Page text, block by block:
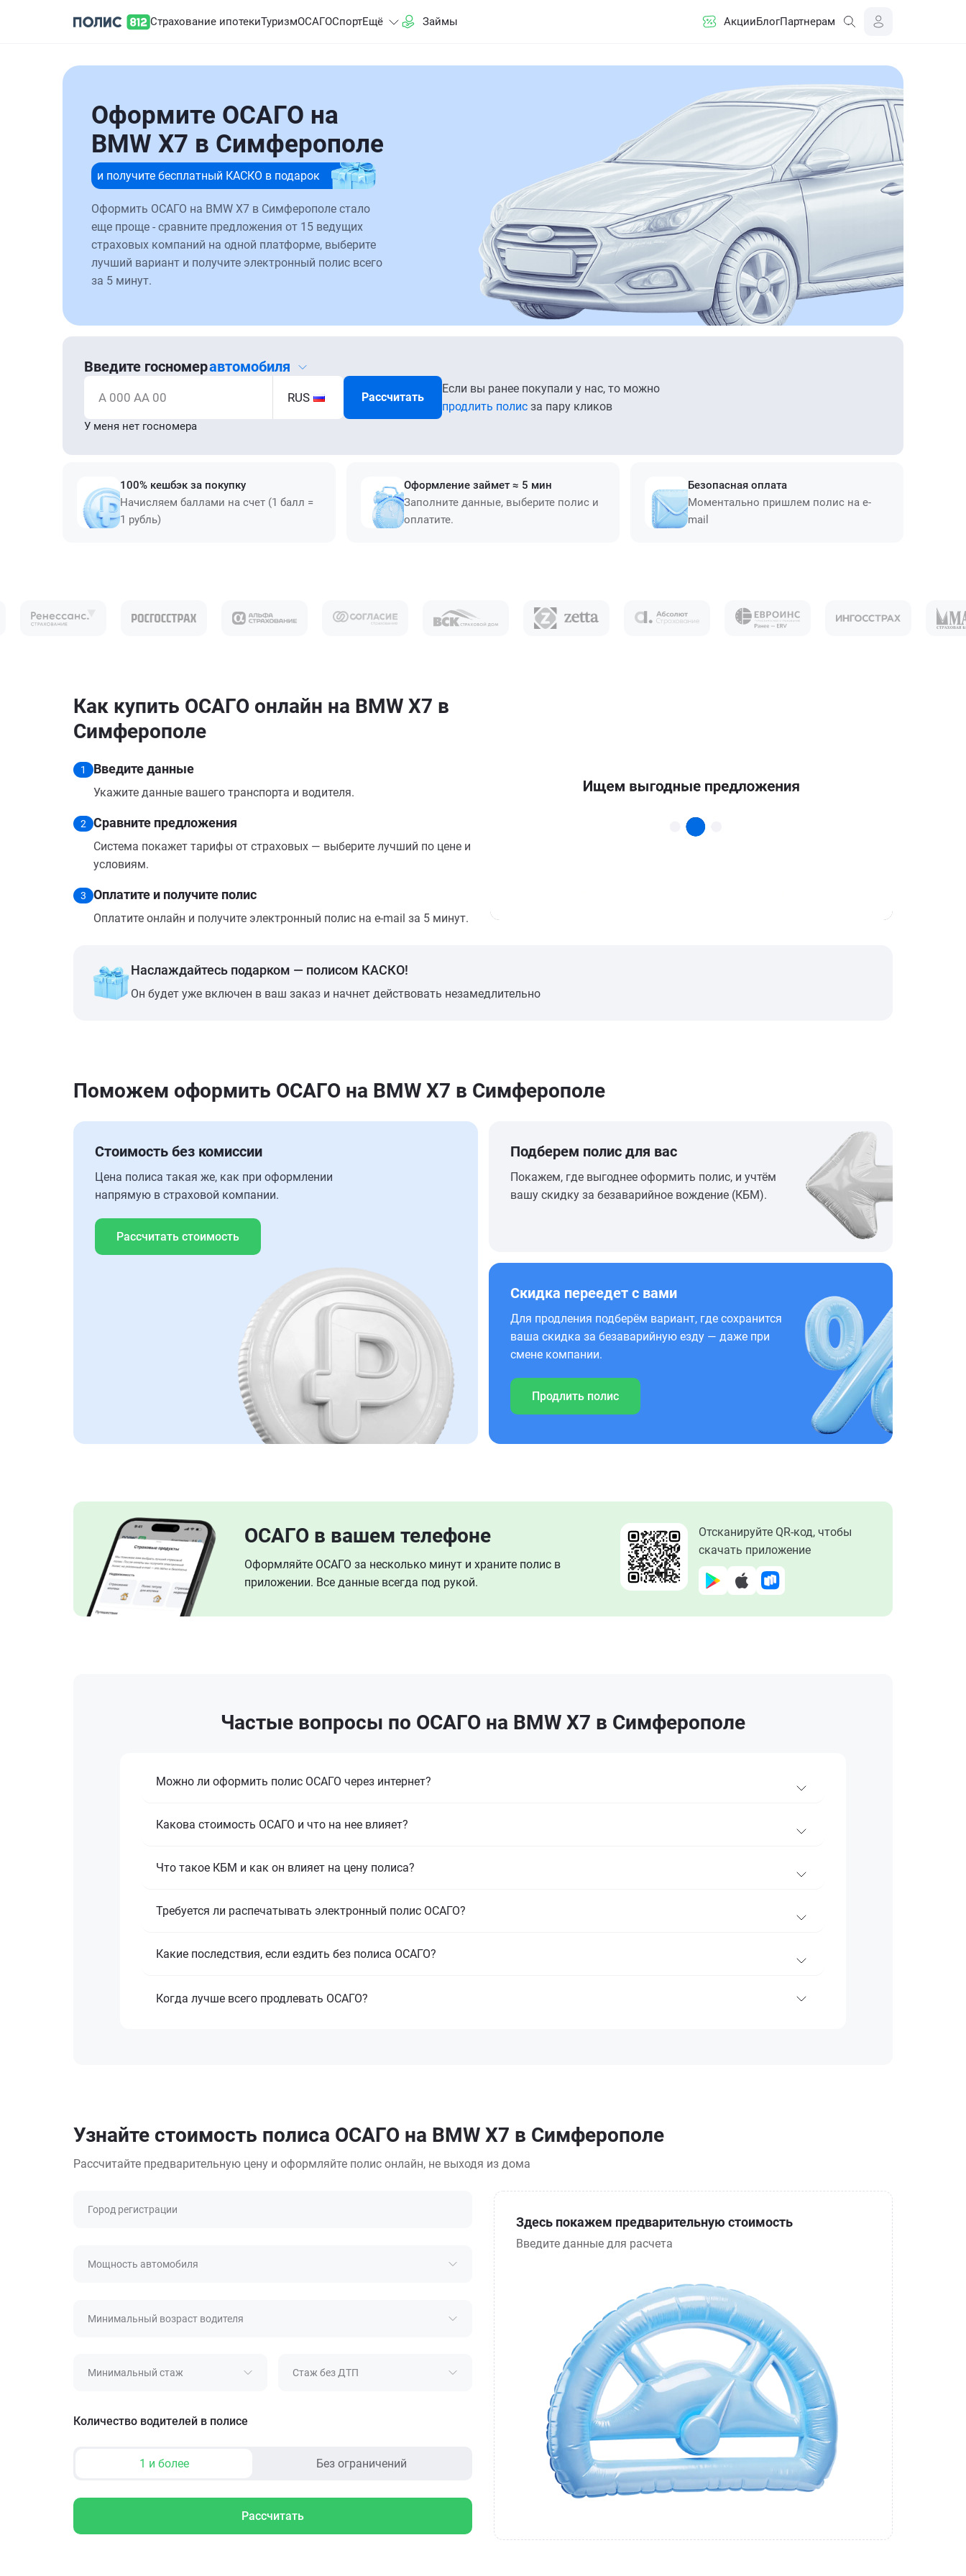
Страхование ипотекиТуризмОСАГОСпортЕщё Займы АкцииБлогПартнерам
Оформите ОСАГО на
BMW X7 в Симферополе
и получите бесплатный КАСКО в подарок
Оформить ОСАГО на BMW X7 в Симферополе стало
еще проще - сравните предложения от 15 ведущих
страховых компаний на одной платформе, выберите
лучший вариант и получите электронный полис всего
за 5 минут.
Введите госномеравтомобиля
А 000 АА 00 RUS Рассчитать
Если вы ранее покупали у нас, то можно
продлить полис за пару кликов
У меня нет госномера
100% кешбэк за покупку
Начисляем баллами на счет (1 балл =
1 рубль)
Оформление займет ≈ 5 мин
Заполните данные, выберите полис и
оплатите.
Безопасная оплата
Моментально пришлем полис на e-
mail
Как купить ОСАГО онлайн на BMW X7 в
Симферополе
1 Введите данные
Укажите данные вашего транспорта и водителя.
2 Сравните предложения
Система покажет тарифы от страховых — выберите лучший по цене и
условиям.
3 Оплатите и получите полис
Оплатите онлайн и получите электронный полис на e-mail за 5 минут.
Наслаждайтесь подарком — полисом КАСКО!
Он будет уже включен в ваш заказ и начнет действовать незамедлительно
Поможем оформить ОСАГО на BMW X7 в Симферополе
Стоимость без комиссии
Цена полиса такая же, как при оформлении
напрямую в страховой компании.
Рассчитать стоимость
Подберем полис для вас
Покажем, где выгоднее оформить полис, и учтём
вашу скидку за безаварийное вождение (КБМ).
Скидка переедет с вами
Для продления подберём вариант, где сохранится
ваша скидка за безаварийную езду — даже при
смене компании.
Продлить полис
ОСАГО в вашем телефоне
Оформляйте ОСАГО за несколько минут и храните полис в
приложении. Все данные всегда под рукой.
Отсканируйте QR-код, чтобы
скачать приложение
Частые вопросы по ОСАГО на BMW X7 в Симферополе
Можно ли оформить полис ОСАГО через интернет?
Какова стоимость ОСАГО и что на нее влияет?
Что такое КБМ и как он влияет на цену полиса?
Требуется ли распечатывать электронный полис ОСАГО?
Какие последствия, если ездить без полиса ОСАГО?
Когда лучше всего продлевать ОСАГО?
Узнайте стоимость полиса ОСАГО на BMW X7 в Симферополе
Рассчитайте предварительную цену и оформляйте полис онлайн, не выходя из дома
Город регистрации
Мощность автомобиля
Минимальный возраст водителя
Минимальный стаж Стаж без ДТП
Количество водителей в полисе
1 и более Без ограничений
Рассчитать
Здесь покажем предварительную стоимость
Введите данные для расчета